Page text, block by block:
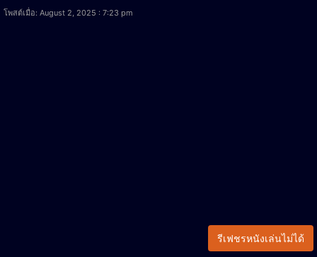
โพสต์เมื่อ: August 2, 2025 : 7:23 pm
รีเฟชรหนังเล่นไม่ได้